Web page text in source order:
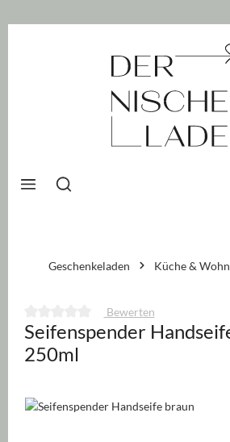
Geschenkeladen Küche &
Durchschnittliche Bewertung von 0 von
Bewerten
Seifenspender
250ml
Bildergalerie überspringen